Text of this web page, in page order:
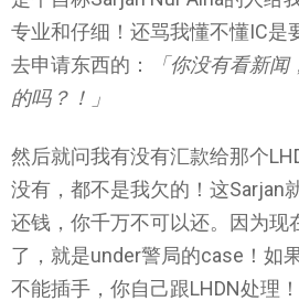
专业和仔细！还骂我懂不懂IC是
去申请东西的：
「你没有看新
的吗？！」
然后就问我有没有汇款给那个
没有，都不是我欠的！这Sarjan
还钱，你千万不可以还。因为现
了，就是under警局的case！如
不能插手，你自己跟LHDN处理！